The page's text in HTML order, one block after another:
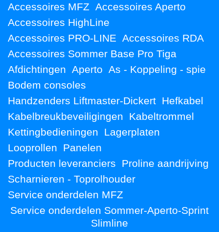
Accessoires MFZ
Accessoires Aperto
Accessoires HighLine
Accessoires PRO-LINE
Accessoires RDA
Accessoires Sommer Base Pro Tiga
Afdichtingen
Aperto
As - Koppeling - spie
Bodem consoles
Handzenders Liftmaster-Dickert Hefkabel
Kabelbreukbeveiligingen
Kabeltrommel
Kettingbedieningen
Lagerplaten
Looprollen
Panelen
Producten leveranciers
Proline aandrijving
Scharnieren - Toprolhouder
Service onderdelen MFZ
Service onderdelen Sommer-Aperto-Sprint
Slimline